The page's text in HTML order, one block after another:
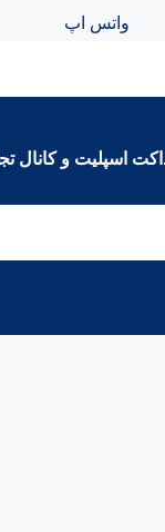
واتس اپ
اسپلیت و کانال